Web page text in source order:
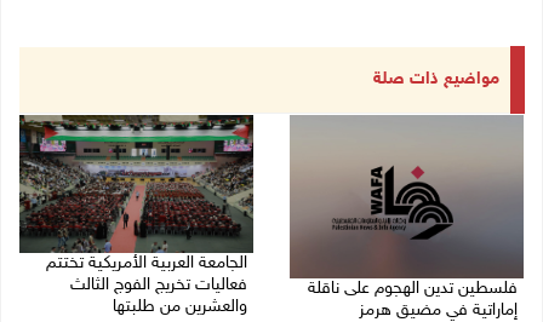
مواضيع ذات صلة
فلسطين تدين الهجوم على ناقلة
إماراتية في مضيق هرمز
الجامعة العربية الأمريكية تختتم
فعاليات تخريج الفوج الثالث
والعشرين من طلبتها